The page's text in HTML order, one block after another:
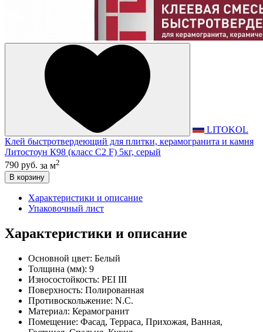
LITOKOL
Клей быстротвердеющий для плитки, керамогранита и камня
Литостоун К98 (класс С2 F) 5кг, серый
790 руб. за м2
В корзину
Характеристики и описание
Упаковочный лист
Характеристики и описание
Основной цвет: Белый
Толщина (мм): 9
Износостойкость: PEI III
Поверхность: Полированная
Противоскольжение: N.C.
Материал: Керамогранит
Помещение: Фасад, Терраса, Прихожая, Ванная,